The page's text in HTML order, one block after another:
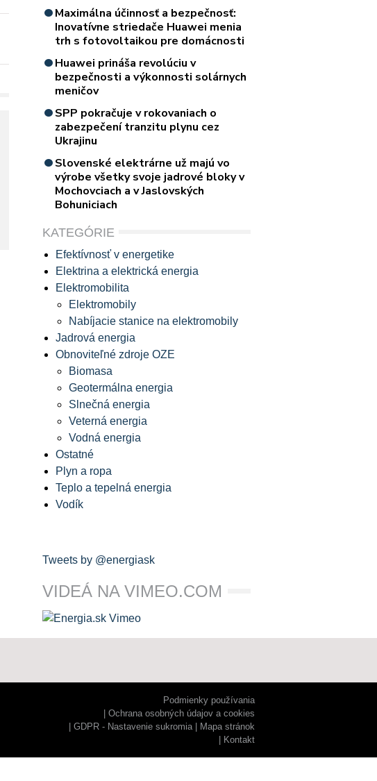
Maximálna účinnosť a bezpečnosť:
Inovatívne striedače Huawei menia
trh s fotovoltaikou pre domácnosti
Huawei prináša revolúciu v
bezpečnosti a výkonnosti solárnych
meničov
SPP pokračuje v rokovaniach o
zabezpečení tranzitu plynu cez
Ukrajinu
Slovenské elektrárne už majú vo
výrobe všetky svoje jadrové bloky v
Mochovciach a v Jaslovských
Bohuniciach
KATEGÓRIE
Efektívnosť v energetike
Elektrina a elektrická energia
Elektromobilita
Elektromobily
Nabíjacie stanice na elektromobily
Jadrová energia
Obnoviteľné zdroje OZE
Biomasa
Geotermálna energia
Slnečná energia
Veterná energia
Vodná energia
Ostatné
Plyn a ropa
Teplo a tepelná energia
Vodík
Tweets by @energiask
VIDEÁ NA VIMEO.COM
Podmienky používania
Ochrana osobných údajov a cookies
GDPR - Nastavenie sukromia
Mapa stránok
Kontakt